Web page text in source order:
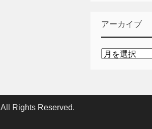
ー
アーカイブ
ア
ブ
All Rights Reserved.